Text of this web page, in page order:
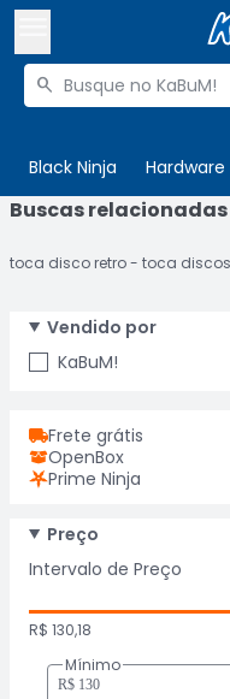
Buscar produtos

Black Ninja Hardware

 Departamentos
Cupons
Ativar tradutor em
Buscas relacionadas
toca disco retro toca
Vendido por
KaBuM!
Frete grátis
OpenBox
Prime Ninja
Preço
Intervalo de Preço
R$ 130,18
Mínimo